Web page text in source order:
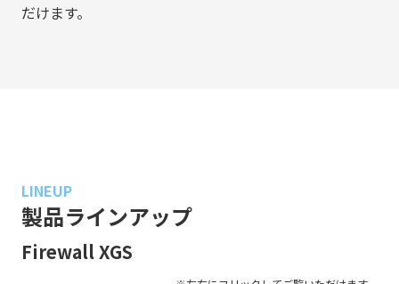
だけます。
LINEUP
製品ラインアップ
Firewall XGS